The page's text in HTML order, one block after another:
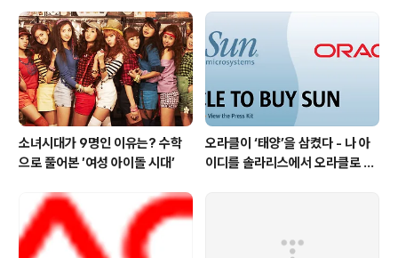
소녀시대가 9명인 이유는? 수학
으로 풀어본 ′여성 아이돌 시대’
오라클이 ‘태양’을 삼켰다 - 나 아
이디를 솔라리스에서 오라클로 바